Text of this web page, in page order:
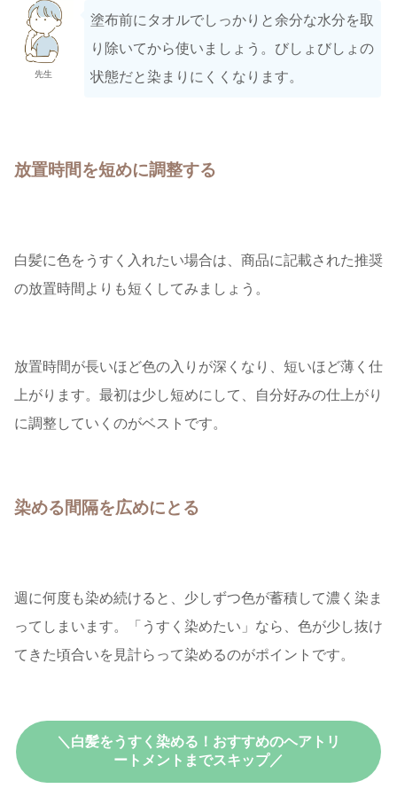
先生
塗布前にタオルでしっかりと余分な水分を取
り除いてから使いましょう。びしょびしょの
状態だと染まりにくくなります。
放置時間を短めに調整する
白髪に色をうすく入れたい場合は、商品に記載された推奨
の放置時間よりも短くしてみましょう。
放置時間が長いほど色の入りが深くなり、短いほど薄く仕
上がります。最初は少し短めにして、自分好みの仕上がり
に調整していくのがベストです。
染める間隔を広めにとる
週に何度も染め続けると、少しずつ色が蓄積して濃く染ま
ってしまいます。「うすく染めたい」なら、色が少し抜け
てきた頃合いを見計らって染めるのがポイントです。
＼白髪をうすく染める！おすすめのヘアトリ
ートメントまでスキップ／